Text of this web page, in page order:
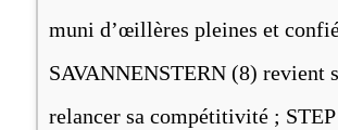
muni d’œillères pleines et
SAVANNENSTERN (8) revient
relancer sa compétitivité ;